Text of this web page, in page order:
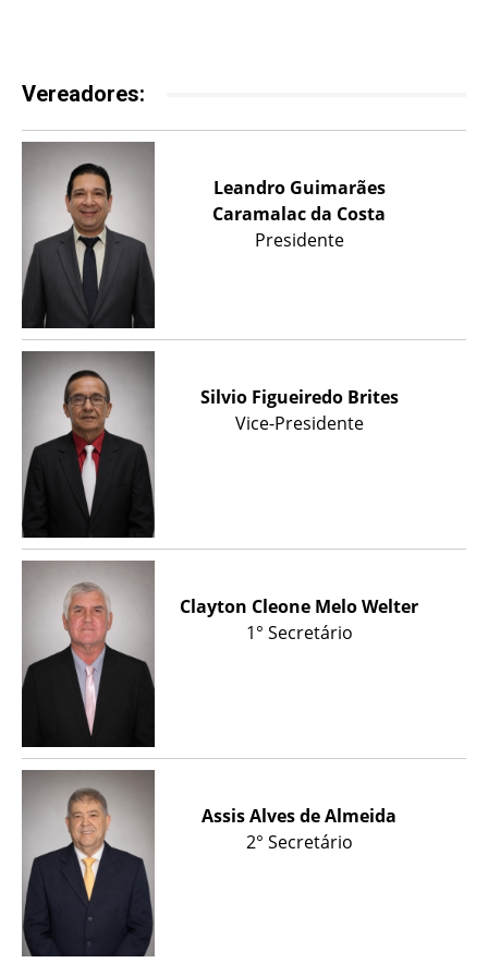
Vereadores:
Leandro Guimarães
Caramalac da Costa
Presidente
Silvio Figueiredo Brites
Vice-Presidente
Clayton Cleone Melo Welter
1° Secretário
Assis Alves de Almeida
2° Secretário